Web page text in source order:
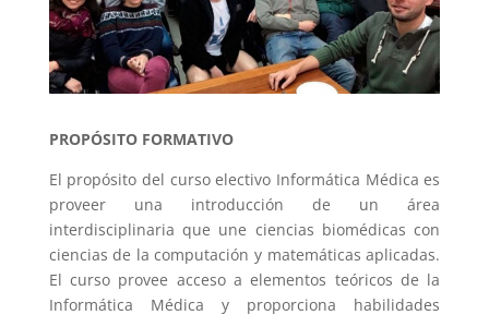
PROPÓSITO FORMATIVO
El propósito del curso electivo Informática Médica es
proveer una introducción de un área
interdisciplinaria que une ciencias biomédicas con
ciencias de la computación y matemáticas aplicadas.
El curso provee acceso a elementos teóricos de la
Informática Médica y proporciona habilidades